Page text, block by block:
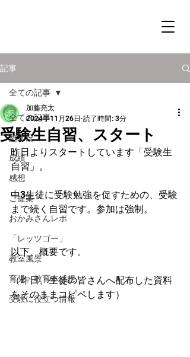
記事
全ての記事
塾近況
成績
感想
ご提案
おかみさんレポ
「レッツゴー」
教室風景
育児・教育本感想
受験に役立つ情報
全ての記事
受験生自習、スタート
加藤亮太
2024年11月26日 読了時間: 3分
昨日よりスタートしています「受験生
自習」。
中3生徒に受験勉強を促すための、受験
まで続く自習です。参加は強制。
以下、概要です。
（昨日、生徒の皆さんへ配布した資料
をそのままコピペします）